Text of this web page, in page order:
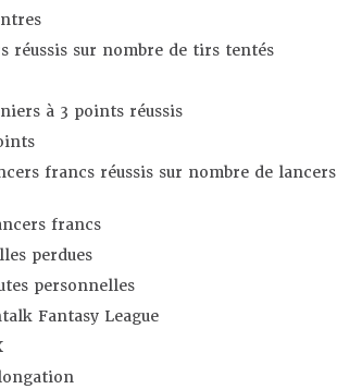
réussis sur nombre de tirs tentés
à 3 points réussis
francs réussis sur nombre de lancers
francs
perdues
personnelles
Fantasy League